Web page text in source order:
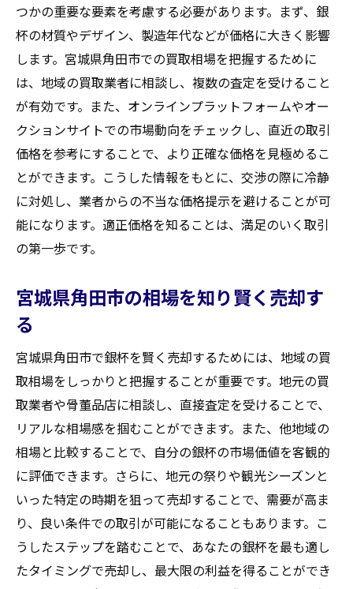
つかの重要な要素を考慮する必要があります。まず、銀
杯の材質やデザイン、製造年代などが価格に大きく影響
します。宮城県角田市での買取相場を把握するために
は、地域の買取業者に相談し、複数の査定を受けること
が有効です。また、オンラインプラットフォームやオー
クションサイトでの市場動向をチェックし、直近の取引
価格を参考にすることで、より正確な価格を見極めるこ
とができます。こうした情報をもとに、交渉の際に冷静
に対処し、業者からの不当な価格提示を避けることが可
能になります。適正価格を知ることは、満足のいく取引
の第一歩です。
宮城県角田市の相場を知り賢く売却す
る
宮城県角田市で銀杯を賢く売却するためには、地域の買
取相場をしっかりと把握することが重要です。地元の買
取業者や骨董品店に相談し、直接査定を受けることで、
リアルな相場感を掴むことができます。また、他地域の
相場と比較することで、自分の銀杯の市場価値を客観的
に評価できます。さらに、地元の祭りや観光シーズンと
いった特定の時期を狙って売却することで、需要が高ま
り、良い条件での取引が可能になることもあります。こ
うしたステップを踏むことで、あなたの銀杯を最も適し
たタイミングで売却し、最大限の利益を得ることができ